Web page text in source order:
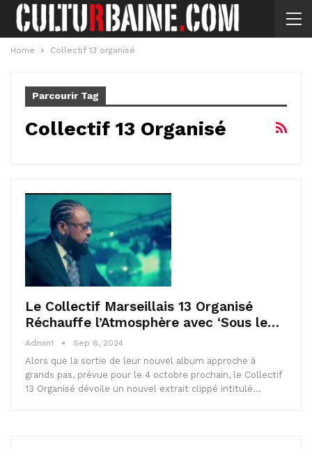
Home Collectif 13 organisé
Parcourir Tag
Collectif 13 Organisé
Le Collectif Marseillais 13 Organisé
Réchauffe l’Atmosphère avec ‘Sous le…
Admin1 Sep 6, 2024
Alors que la sortie de leur nouvel album approche à
grands pas, prévue pour le 4 octobre prochain, le Collectif
13 Organisé dévoile un nouvel extrait clippé intitulé…